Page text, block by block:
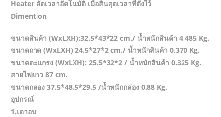
Heater ตัดเวลาอัตโนมัติ เมื่อสิ้นสุดเวลาที่ตั้งไว้
Dimention
ขนาดสินค้า (WxLXH):32.5*43*22 cm./ น้ำหนักสินค้า 4.485 Kg.
ขนาดถาด (WxLXH):24.5*27*2 cm./ น้ำหนักสินค้า 0.370 Kg.
ขนาดตะแกรง (WxLXH): 25.5*32*2 / น้ำหนักสินค้า 0.325 Kg.
สายไฟยาว 87 cm.
ขนาดกล่อง 37.5*48.5*29.5 /น้ำหนักกล่อง 0.88 Kg.
อุปกรณ์
1.เตาอบ